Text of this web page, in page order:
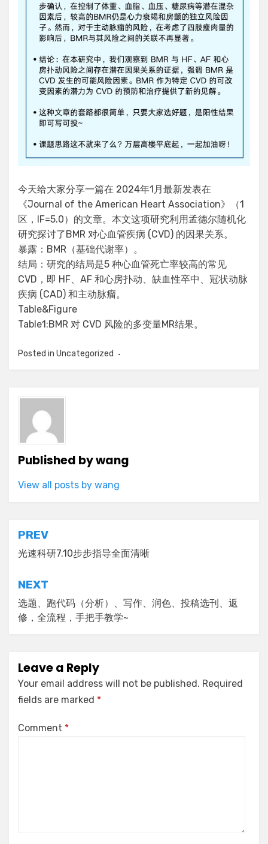
今天给大家分享一篇在 2024年1月最新发表在
《Journal of the American Heart Association》（1
区，IF=5.0）的文章。本文这项研究利用孟德尔随机化
研究探讨了BMR 对心血管疾病 (CVD) 的因果关系。
暴露：BMR（基础代谢率）。
结局：研究的结局是5 种心血管死亡率较高的常见
CVD，即 HF、AF 和心房扑动、缺血性卒中、冠状动脉
疾病 (CAD) 和主动脉瘤。
Table&Figure
Table1:BMR 对 CVD 风险的多变量MR结果。
Posted in Uncategorized
Published bywang
View all posts by wang
Post
navigation
PREV
光速科研7.10步步指导全面清晰
NEXT
选题、跑代码（分析）、写作、润色、投稿选刊、返
修，全流程，手把手教学~
Leave a Reply
Your email address will not be published. Required
fields are marked *
Comment *